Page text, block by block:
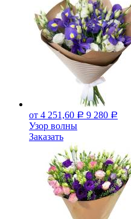
от 4 251,60 Р 9 280 Р
Узор волны
Заказать